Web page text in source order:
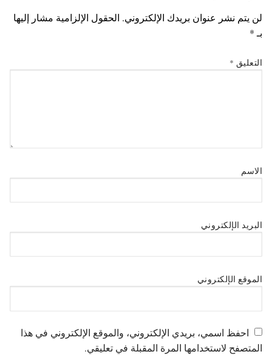
لن يتم نشر عنوان بريدك الإلكتروني. الحقول الإلزامية مشار إليها
بـ*
التعليق *
الاسم
البريد الإلكتروني
الموقع الإلكتروني
احفظ اسمي، بريدي الإلكتروني، والموقع الإلكتروني في هذا
المتصفح لاستخدامها المرة المقبلة في تعليقي.